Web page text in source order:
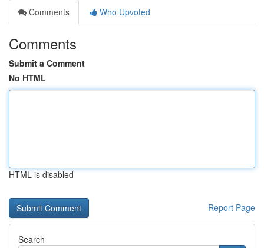
Comments
Who Upvoted
Comments
Submit a Comment
No HTML
HTML is disabled
Report Page
Search